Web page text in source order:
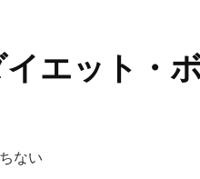
エット・
ない